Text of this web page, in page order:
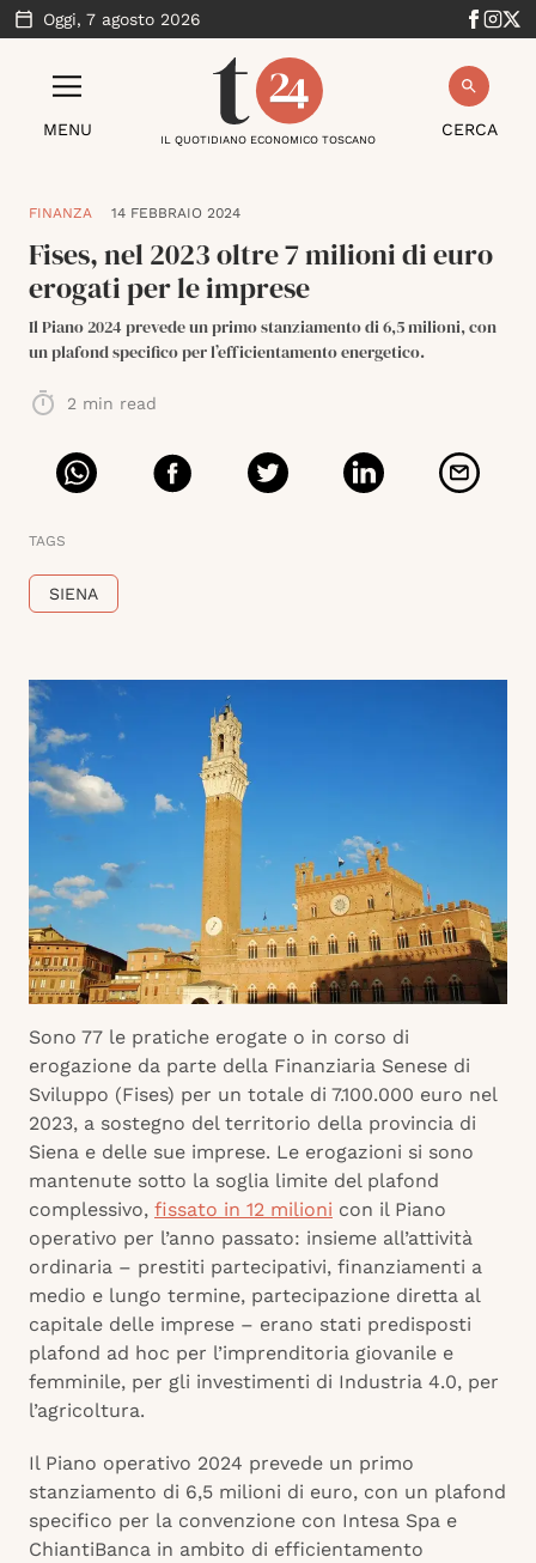
Oggi, 7 agosto 2026
MENU CERCA
IL QUOTIDIANO ECONOMICO TOSCANO
FINANZA 14 FEBBRAIO 2024
Fises, nel 2023 oltre 7 milioni di euro
erogati per le imprese
Il Piano 2024 prevede un primo stanziamento di 6,5 milioni, con
un plafond specifico per l’efficientamento energetico.
2 min read
TAGS
SIENA
Sono 77 le pratiche erogate o in corso di
erogazione da parte della Finanziaria Senese di
Sviluppo (Fises) per un totale di 7.100.000 euro nel
2023, a sostegno del territorio della provincia di
Siena e delle sue imprese. Le erogazioni si sono
mantenute sotto la soglia limite del plafond
complessivo, fissato in 12 milioni con il Piano
operativo per l’anno passato: insieme all’attività
ordinaria – prestiti partecipativi, finanziamenti a
medio e lungo termine, partecipazione diretta al
capitale delle imprese – erano stati predisposti
plafond ad hoc per l’imprenditoria giovanile e
femminile, per gli investimenti di Industria 4.0, per
l’agricoltura.
Il Piano operativo 2024 prevede un primo
stanziamento di 6,5 milioni di euro, con un plafond
specifico per la convenzione con Intesa Spa e
ChiantiBanca in ambito di efficientamento